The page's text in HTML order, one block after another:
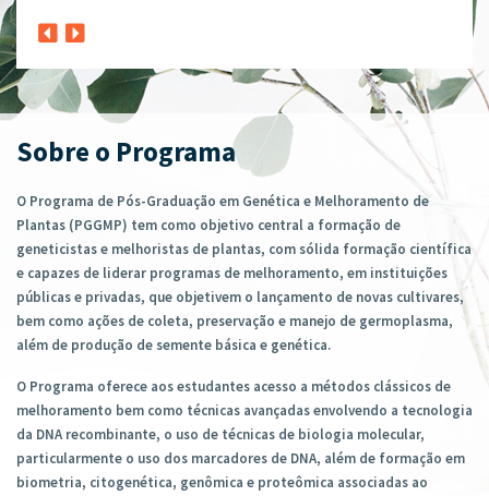
Sobre o Programa
O Programa de Pós-Graduação em Genética e Melhoramento de
Plantas (PGGMP) tem como objetivo central a formação de
geneticistas e melhoristas de plantas, com sólida formação científica
e capazes de liderar programas de melhoramento, em instituições
públicas e privadas, que objetivem o lançamento de novas cultivares,
bem como ações de coleta, preservação e manejo de germoplasma,
além de produção de semente básica e genética.
O Programa oferece aos estudantes acesso a métodos clássicos de
melhoramento bem como técnicas avançadas envolvendo a tecnologia
da DNA recombinante, o uso de técnicas de biologia molecular,
particularmente o uso dos marcadores de DNA, além de formação em
biometria, citogenética, genômica e proteômica associadas ao